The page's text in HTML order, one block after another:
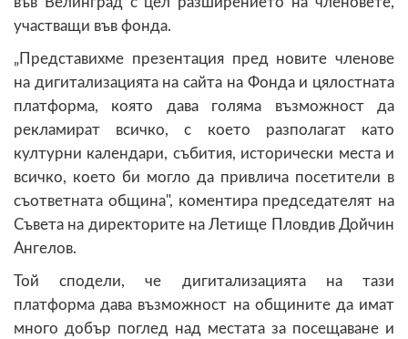
участващи във фонда.
„Представихме презентация пред новите членове
на дигитализацията на сайта на Фонда и цялостната
платформа, която дава голяма възможност да
рекламират всичко, с което разполагат като
културни календари, събития, исторически места и
всичко, което би могло да привлича посетители в
съответната община", коментира председателят на
Съвета на директорите на Летище Пловдив Дойчин
Ангелов.
Той сподели, че дигитализацията на тази
платформа дава възможност на общините да имат
много добър поглед над местата за посещаване и